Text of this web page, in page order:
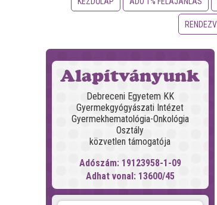
Alapítványunk
Debreceni Egyetem KK
Gyermekgyógyászati Intézet
Gyermekhematológia-Onkológia
Osztály
közvetlen támogatója
Adószám: 19123958-1-09
Adhat vonal: 13600/45